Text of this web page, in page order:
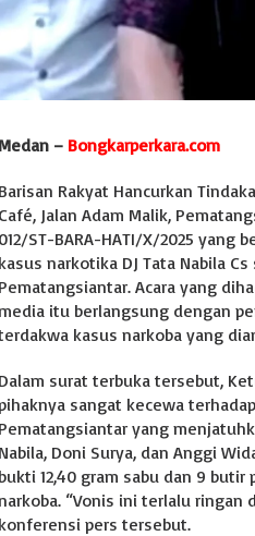
C
a
f
é
:
s
k
H
u
k
u
m
a
B
r
a
t
n
t
u
k
Medan – Bongkarperkara.com
Barisan Rakyat Hancurkan
Café, Jalan Adam Malik,
012/ST-BARA-HATI/X/2025 yang
kasus narkotika DJ Tata Nabila
Pematangsiantar. Acara yang
itu berlangsung dengan
kasus narkoba yang
Dalam surat terbuka tersebut,
sangat kecewa
Pematangsiantar yang
Nabila, Doni Surya, dan Anggi
bukti 12,40 gram sabu dan 9
“Vonis ini terlalu ringan
konferensi pers tersebut.